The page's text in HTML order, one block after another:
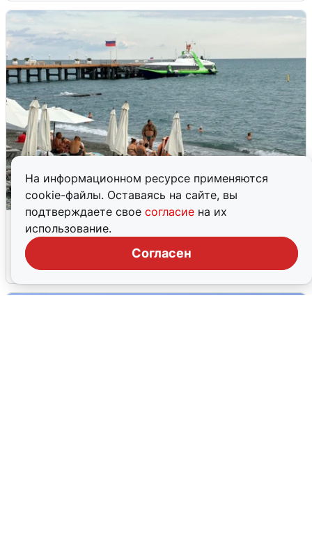
На информационном ресурсе применяются
cookie-файлы. Оставаясь на сайте, вы
подтверждаете свое согласие на их
использование.
Согласен
Жители и туристы Сочи рассказали
об атаке БПЛА 5 августа
5 августа